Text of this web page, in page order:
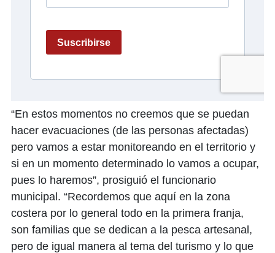
“En estos momentos no creemos que se puedan
hacer evacuaciones (de las personas afectadas)
pero vamos a estar monitoreando en el territorio y
si en un momento determinado lo vamos a ocupar,
pues lo haremos”, prosiguió el funcionario
municipal. “Recordemos que aquí en la zona
costera por lo general todo en la primera franja,
son familias que se dedican a la pesca artesanal,
pero de igual manera al tema del turismo y lo que